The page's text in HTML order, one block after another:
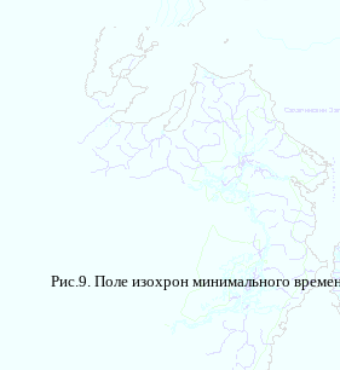
Рис.9. Поле изохрон минимального